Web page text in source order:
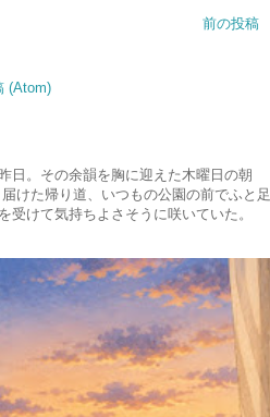
前の投稿
(Atom)
日。その余韻を胸に迎えた木曜日の朝
けた帰り道、いつもの公園の前でふと足
けて気持ちよさそうに咲いていた。